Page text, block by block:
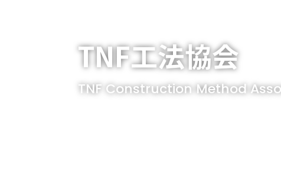
TNF工法協会
TNF Construction Method